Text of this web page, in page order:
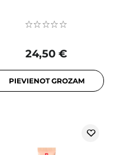
24,50 €
PIEVIENOT GROZAM